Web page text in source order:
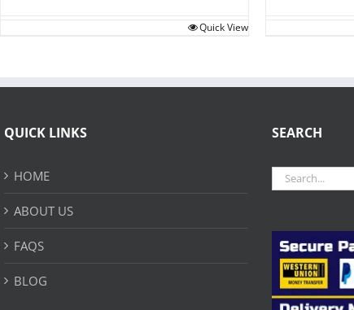
Quick View
QUICK LINKS
HOME
ABOUT US
FAQS
BLOG
SEARCH
Search
for: